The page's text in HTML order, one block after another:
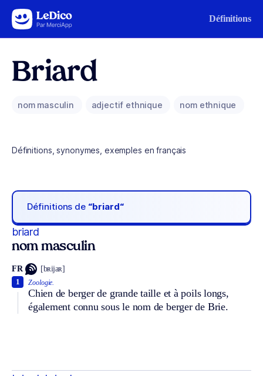
Aller au contenu Définitions
Briard
nom masculin adjectif ethnique nom ethnique
Définitions, synonymes, exemples en français
Définitions de “briard“
briard
nom masculin
FR [bʀijaʀ]
Zoologie.
Chien de berger de grande taille et à poils longs,
également connu sous le nom de berger de Brie.
1